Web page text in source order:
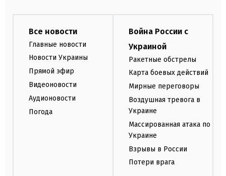
Все новости
Главные новости
Новости Украины
Прямой эфир
Видеоновости
Аудионовости
Погода
Война России с
Украиной
Ракетные обстрелы
Карта боевых действий
Мирные переговоры
Воздушная тревога в
Украине
Массированная атака по
Украине
Взрывы в России
Потери врага